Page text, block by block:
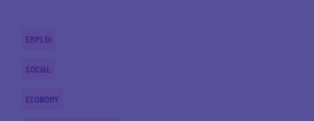
EMPLOI
SOCIAL
ECONOMY